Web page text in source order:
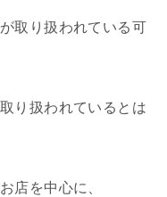
取り扱われている可
り扱われているとは
店を中心に、